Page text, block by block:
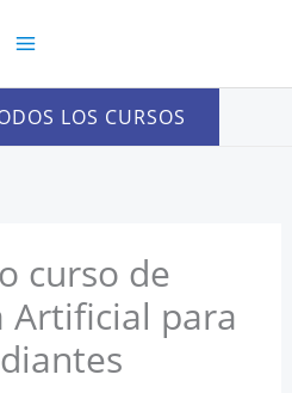
LOS CURSOS
curso de
Artificial para